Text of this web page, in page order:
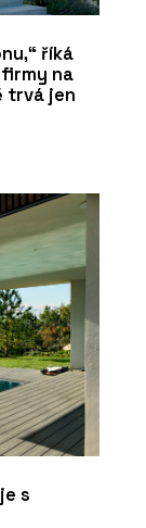
říká
na
trvá jen
s